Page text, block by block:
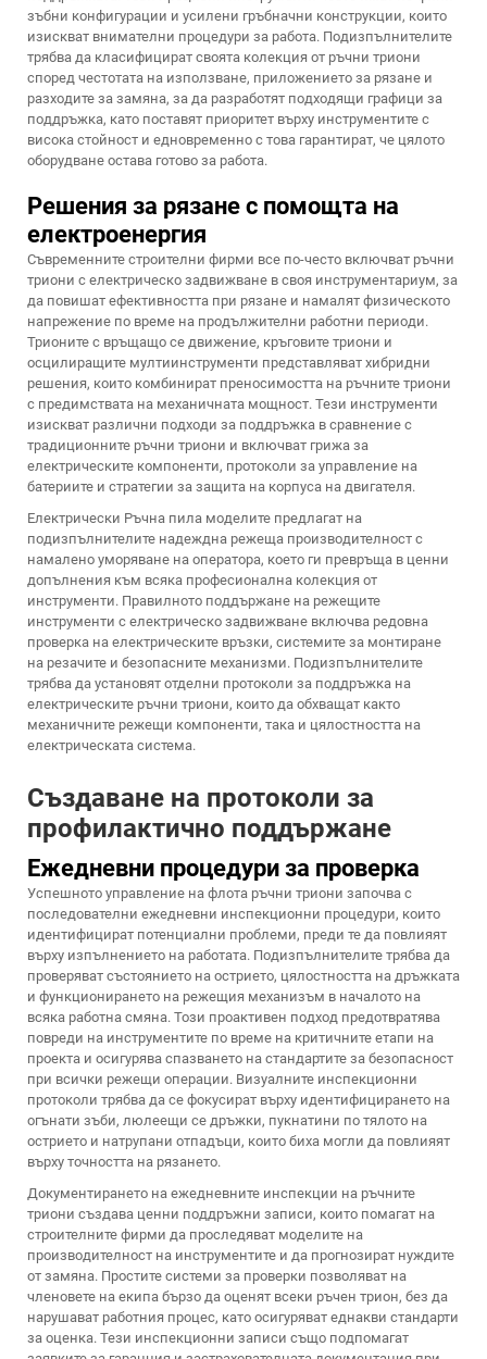
зъбни конфигурации и усилени гръбначни конструкции, които
изискват внимателни процедури за работа. Подизпълнителите
трябва да класифицират своята колекция от ръчни триони
според честотата на използване, приложението за рязане и
разходите за замяна, за да разработят подходящи графици за
поддръжка, като поставят приоритет върху инструментите с
висока стойност и едновременно с това гарантират, че цялото
оборудване остава готово за работа.
Решения за рязане с помощта на
електроенергия
Съвременните строителни фирми все по-често включват ръчни
триони с електрическо задвижване в своя инструментариум, за
да повишат ефективността при рязане и намалят физическото
напрежение по време на продължителни работни периоди.
Трионите с връщащо се движение, кръговите триони и
осцилиращите мултиинструменти представляват хибридни
решения, които комбинират преносимостта на ръчните триони
с предимствата на механичната мощност. Тези инструменти
изискват различни подходи за поддръжка в сравнение с
традиционните ръчни триони и включват грижа за
електрическите компоненти, протоколи за управление на
батериите и стратегии за защита на корпуса на двигателя.
Електрически Ръчна пила моделите предлагат на
подизпълнителите надеждна режеща производителност с
намалено уморяване на оператора, което ги превръща в ценни
допълнения към всяка професионална колекция от
инструменти. Правилното поддържане на режещите
инструменти с електрическо задвижване включва редовна
проверка на електрическите връзки, системите за монтиране
на резачите и безопасните механизми. Подизпълнителите
трябва да установят отделни протоколи за поддръжка на
електрическите ръчни триони, които да обхващат както
механичните режещи компоненти, така и цялостността на
електрическата система.
Създаване на протоколи за
профилактично поддържане
Ежедневни процедури за проверка
Успешното управление на флота ръчни триони започва с
последователни ежедневни инспекционни процедури, които
идентифицират потенциални проблеми, преди те да повлияят
върху изпълнението на работата. Подизпълнителите трябва да
проверяват състоянието на острието, цялостността на дръжката
и функционирането на режещия механизъм в началото на
всяка работна смяна. Този проактивен подход предотвратява
повреди на инструментите по време на критичните етапи на
проекта и осигурява спазването на стандартите за безопасност
при всички режещи операции. Визуалните инспекционни
протоколи трябва да се фокусират върху идентифицирането на
огънати зъби, люлеещи се дръжки, пукнатини по тялото на
острието и натрупани отпадъци, които биха могли да повлияят
върху точността на рязането.
Документирането на ежедневните инспекции на ръчните
триони създава ценни поддръжни записи, които помагат на
строителните фирми да проследяват моделите на
производителност на инструментите и да прогнозират нуждите
от замяна. Простите системи за проверки позволяват на
членовете на екипа бързо да оценят всеки ръчен трион, без да
нарушават работния процес, като осигуряват еднакви стандарти
за оценка. Тези инспекционни записи също подпомагат